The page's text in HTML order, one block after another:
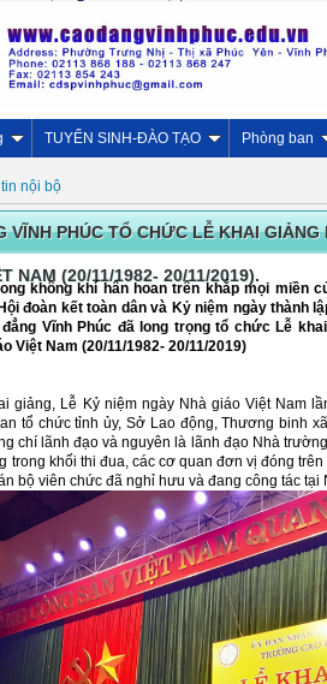
TUYỂN SINH-ĐÀO TẠO Phòng ban
tin nội bộ
VĨNH PHÚC TỔ CHỨC LỄ KHAI
NAM (20/11/1982- 20/11/2019).
không khí hân hoan trên khắp mọi miền
đoàn kết toàn dân và Kỷ niệm ngày thành
Vĩnh Phúc đã long trọng tổ chức Lễ
Việt Nam (20/11/1982- 20/11/2019)
giảng, Lễ Kỷ niệm ngày Nhà giáo Việt Nam
tổ chức tỉnh ủy, Sở Lao động, Thương binh
chí lãnh đạo và nguyên là lãnh đạo Nhà
trong khối thi đua, các cơ quan đơn vị đóng
bộ viên chức đã nghỉ hưu và đang công tác